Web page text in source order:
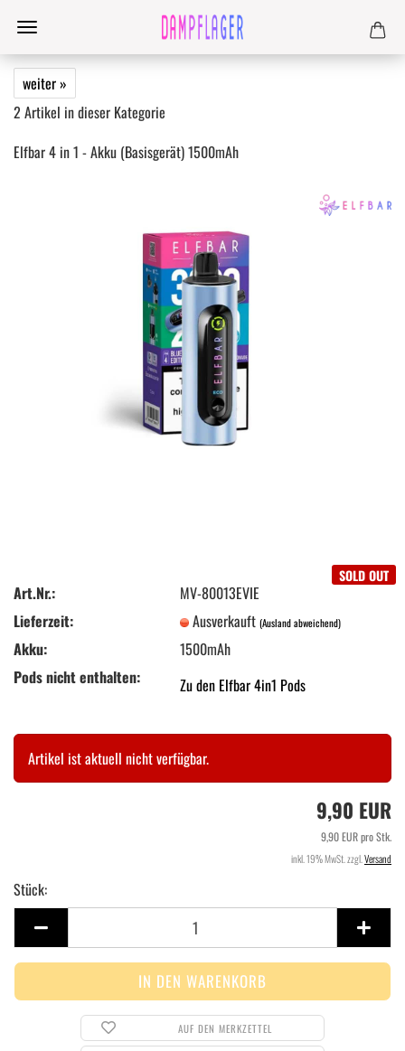
weiter »
2 Artikel in dieser Kategorie
Elfbar 4 in 1 - Akku (Basisgerät) 1500mAh
SOLD OUT
Art.Nr.:
MV-80013EVIE
Lieferzeit:
Ausverkauft(Ausland abweichend)
Akku:
1500mAh
Pods nicht enthalten:
Zu den Elfbar 4in1 Pods
Artikel ist aktuell nicht verfügbar.
9,90 EUR
9,90 EUR pro Stk.
inkl. 19% MwSt. zzgl. Versand
Stück:
Stück
AUF DEN MERKZETTEL